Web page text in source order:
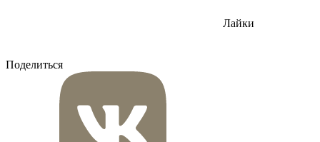
Лайки
Поделиться